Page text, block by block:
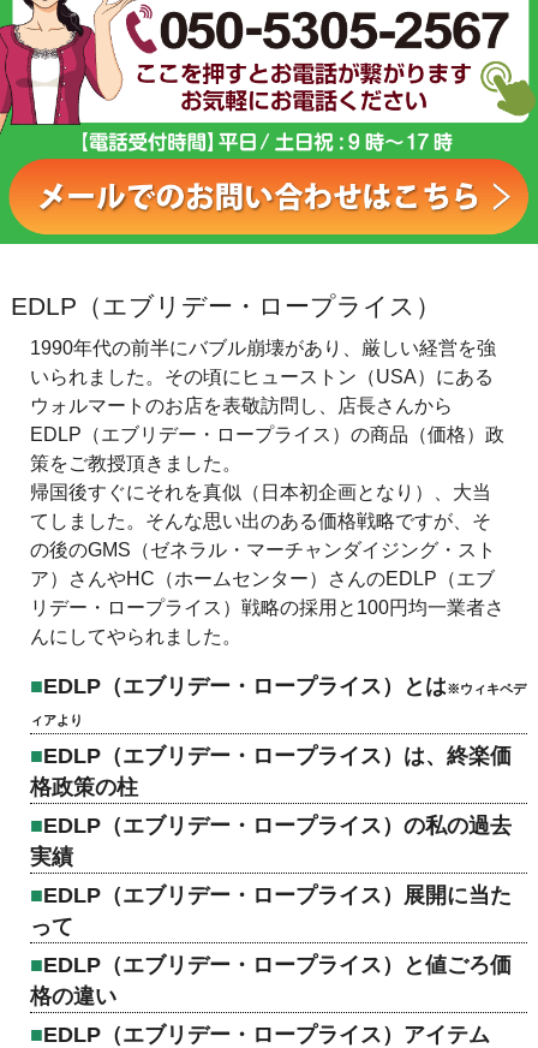
EDLP（エブリデー・ロープライス）
1990年代の前半にバブル崩壊があり、厳しい経営を強
いられました。その頃にヒューストン（USA）にある
ウォルマートのお店を表敬訪問し、店長さんから
EDLP（エブリデー・ロープライス）の商品（価格）政
策をご教授頂きました。
帰国後すぐにそれを真似（日本初企画となり）、大当
てしました。そんな思い出のある価格戦略ですが、そ
の後のGMS（ゼネラル・マーチャンダイジング・スト
ア）さんやHC（ホームセンター）さんのEDLP（エブ
リデー・ロープライス）戦略の採用と100円均一業者さ
んにしてやられました。
EDLP（エブリデー・ロープライス）とは※ウィキペデ
ィアより
EDLP（エブリデー・ロープライス）は、終楽価
格政策の柱
EDLP（エブリデー・ロープライス）の私の過去
実績
EDLP（エブリデー・ロープライス）展開に当た
って
EDLP（エブリデー・ロープライス）と値ごろ価
格の違い
EDLP（エブリデー・ロープライス）アイテム